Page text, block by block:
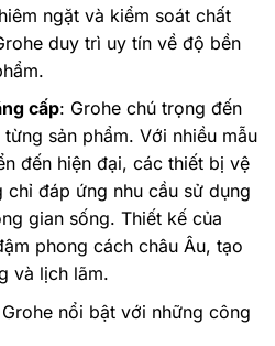
ngặt và kiểm soát chất
duy trì uy tín về độ bền
cấp: Grohe chú trọng đến
sản phẩm. Với nhiều mẫu
đến hiện đại, các thiết bị vệ
chỉ đáp ứng nhu cầu sử dụng
gian sống. Thiết kế của
phong cách châu Âu, tạo
và lịch lãm.
nổi bật với những công